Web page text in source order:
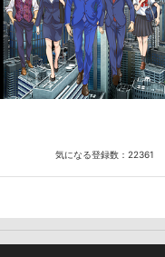
気になる登録数： 22361